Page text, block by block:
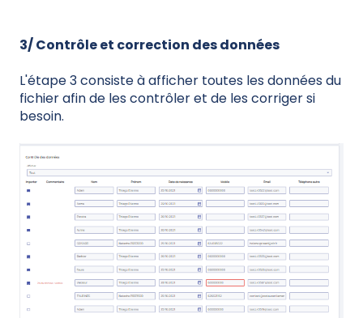
3/ Contrôle et correction des données
L'étape 3 consiste à afficher toutes les données du
fichier afin de les contrôler et de les corriger si
besoin.